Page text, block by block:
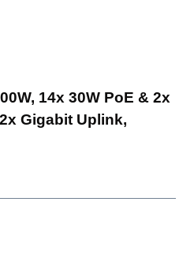
14x 30W PoE & 2x
Gigabit Uplink,